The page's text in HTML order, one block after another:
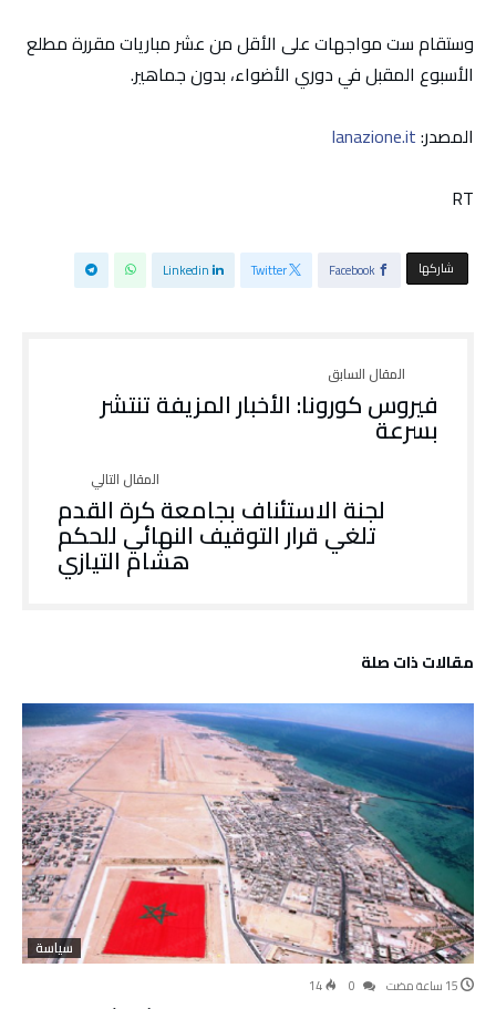
وستقام ست مواجهات على الأقل من عشر مباريات مقررة مطلع
الأسبوع المقبل في دوري الأضواء، بدون جماهير.
المصدر:lanazione.it
RT
‫‫ شاركها‬ Facebook
Twitter
Linkedin
فيروس كورونا: الأخبار المزيفة تنتشر
بسرعة
لجنة الاستئناف بجامعة كرة القدم
تلغي قرار التوقيف النهائي للحكم
هشام التيازي
‫مقالات ذات صلة‬
سياسة
14